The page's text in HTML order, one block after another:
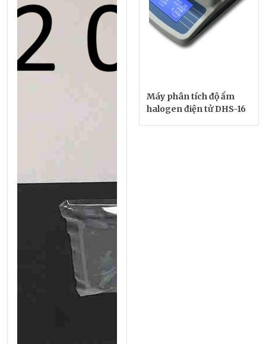
Máy phân tích độ ẩm
halogen điện tử DHS-16